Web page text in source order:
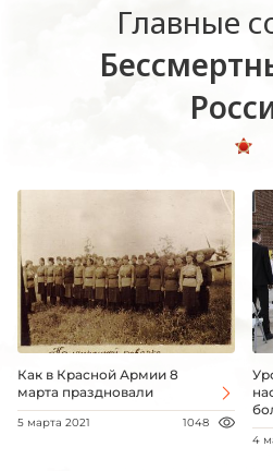
Главные
Как в Красной Армии 8
марта праздновали
5 марта 2021 1048
4